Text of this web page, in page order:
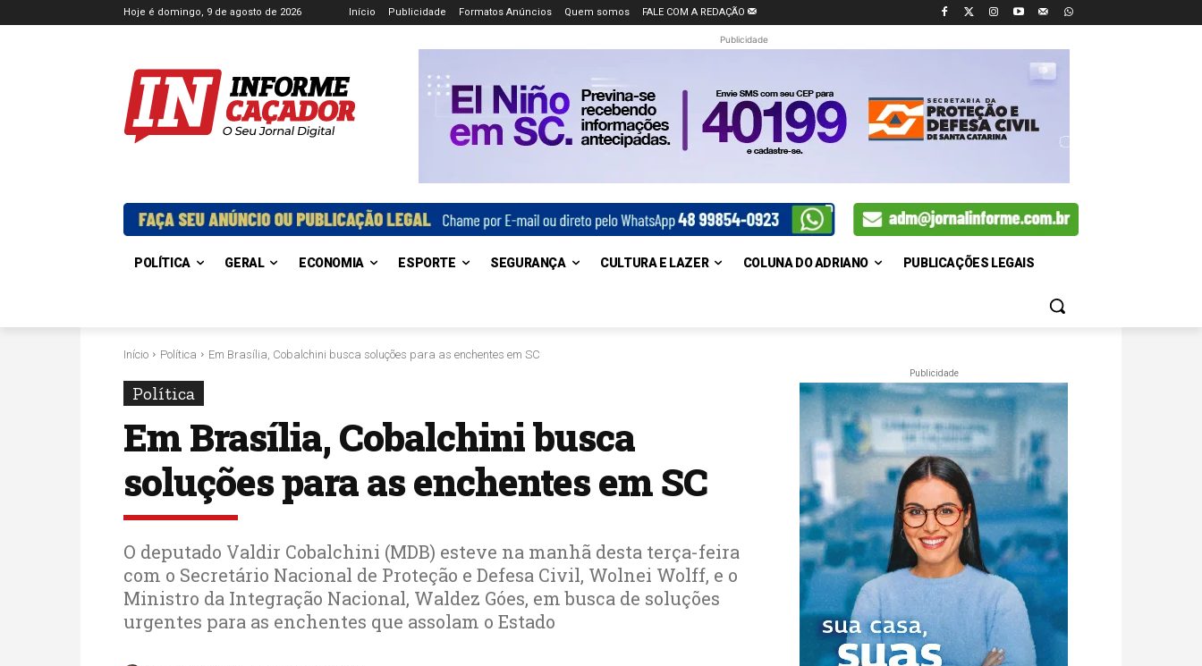
Hoje é domingo, 9 de agosto de 2026 Início Publicidade Formatos Anúncios Quem somos FALE COM A REDAÇÃO
Publicidade
POLÍTICA GERAL ECONOMIA ESPORTE SEGURANÇA CULTURA E LAZER COLUNA DO ADRIANO PUBLICAÇÕES LEGAIS
Início Política Em Brasília, Cobalchini busca soluções para as enchentes em SC
Política
Em Brasília, Cobalchini busca
soluções para as enchentes em SC
O deputado Valdir Cobalchini (MDB) esteve na manhã desta terça-feira
com o Secretário Nacional de Proteção e Defesa Civil, Wolnei Wolff, e o
Ministro da Integração Nacional, Waldez Góes, em busca de soluções
urgentes para as enchentes que assolam o Estado
Publicidade